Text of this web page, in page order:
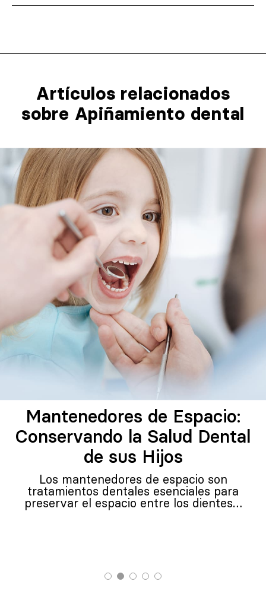
Artículos relacionados​
sobre Apiñamiento dental
Mantenedores de Espacio:
Conservando la Salud Dental
de sus Hijos
Los mantenedores de espacio son
tratamientos dentales esenciales para
preservar el espacio entre los dientes…